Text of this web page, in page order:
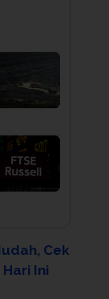
Cek
Ini